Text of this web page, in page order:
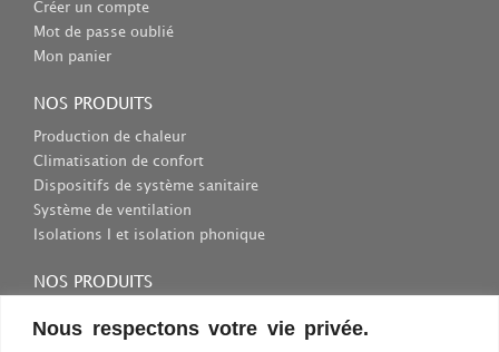
Nous respectons votre vie privée.
Créer un compte
Mot de passe oublié
Mon panier
NOS PRODUITS
Production de chaleur
Climatisation de confort
Dispositifs de système sanitaire
Système de ventilation
Isolations I et isolation phonique
NOS PRODUITS
Inscriptions et fixations